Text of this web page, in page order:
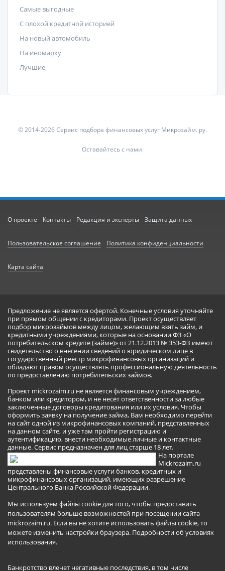
Самые выгодные
С плохой кредитной историей
На новый автомобиль
На иномарку
Лучшие
© 2014-2026 Сервис подбора финансовых услуг Микрозайм. ру.
Оставайтесь с нами:
О проекте Контакты Редакция и эксперты Защита данных
Пользовательское соглашение Политика конфиденциальности
Карта сайта
Предложение не является офертой. Конечные условия уточняйте
при прямом общении с кредиторами. Проект осуществляет
подбор микрозаймов между лицом, желающим взять займ, и
кредитными учреждениями, которые на основании ФЗ «О
потребительском кредите (займе)» от 21.12.2013 № 353-ФЗ имеют
свидетельство о внесении сведений о юридическом лице в
государственный реестр микрофинансовых организаций и
обладают правом осуществлять профессиональную деятельность
по предоставлению потребительских займов.
Проект mickrozaim.ru не является финансовым учреждением,
банком или кредитором, и не несёт ответственности за любые
заключенные договоры кредитования или их условия. Чтобы
оформить заявку на получение займа, Вам необходимо перейти
на сайт одной из микрофинансовых компаний, представленных
на данном сайте, и уже там пройти регистрацию и
аутентификацию, внести необходимые личные и контактные
данные. Сервис предназначен для лиц старше 18 лет.
На портале
Mickrozaim.ru
представлены финансовые услуги банков, кредитных и
микрофинансовых организаций, имеющих разрешение
Центрального Банка Российской Федерации.
Мы используем файлы cookie для того, чтобы предоставить
пользователям больше возможностей при посещении сайта
mickrozaim.ru. Если вы не хотите использовать файлы cookie, то
можете изменить настройки браузера. Подробности об условиях
использования.
Банкротство влечет негативные последствия, в том числе